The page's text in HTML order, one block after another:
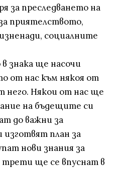
за преследването на
приятелството,
социалните
знака ще насочи
от нас към някоя от
него. Някои от нас ще
на бъдещите си
до важни за
изготвят план за
нови знания за
трети ще се впуснат в